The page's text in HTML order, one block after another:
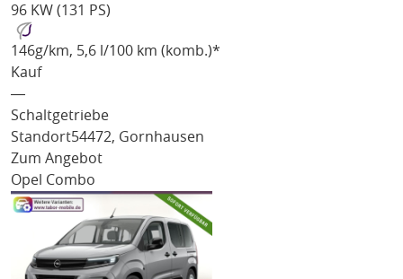
96 KW (131 PS)
146g/km, 5,6 l/100 km (komb.)*
Kauf
―
Schaltgetriebe
Standort54472, Gornhausen
Zum Angebot
Opel Combo